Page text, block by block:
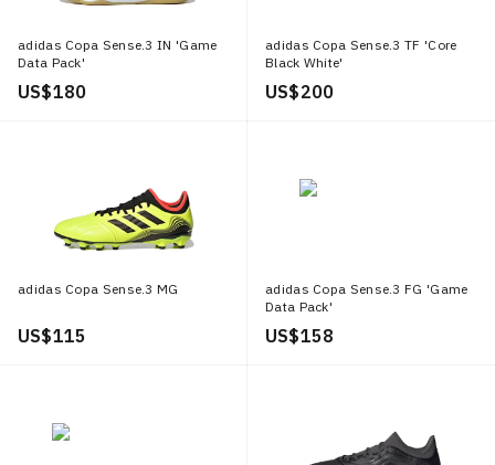
adidas Copa Sense.3 IN 'Game
Data Pack'
US$ 180
adidas Copa Sense.3 TF 'Core
Black White'
US$ 200
adidas Copa Sense.3 MG
US$ 115
adidas Copa Sense.3 FG 'Game
Data Pack'
US$ 158